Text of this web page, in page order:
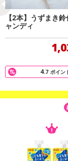
注意事項
【キャンセルにつ
※お申込み後のキ
記載されている内
にご納得いただき
【2本】うずまき
ャンディ
4.7 ポイン